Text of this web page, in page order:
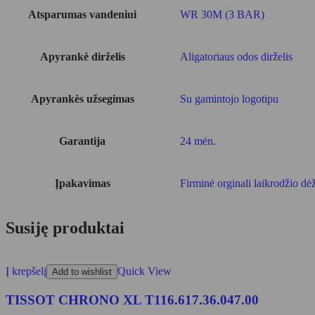
Atsparumas vandeniui WR 30M (3 BAR)
Apyrankė dirželis Aligatoriaus odos dirželis
Apyrankės užsegimas Su gamintojo logotipu
Garantija 24 mėn.
Įpakavimas Firminė orginali laikrodžio
Susiję produktai
Į krepšelį Add to wishlist Quick View
TISSOT CHRONO XL T116.617.36.047.00